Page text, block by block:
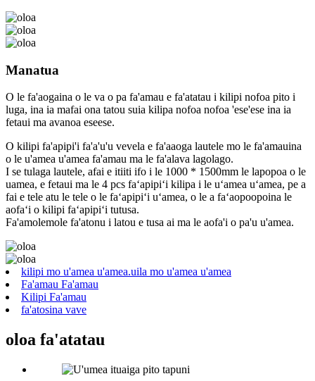
Manatua
O le fa'aogaina o le va o pa fa'amau e fa'atatau i kilipi nofoa pito i
luga, ina ia mafai ona tatou suia kilipa nofoa nofoa 'ese'ese ina ia
fetaui ma avanoa eseese.
O kilipi fa'apipi'i fa'a'u'u vevela e fa'aaoga lautele mo le fa'amauina
o le u'amea u'amea fa'amau ma le fa'alava lagolago.
I se tulaga lautele, afai e itiiti ifo i le 1000 * 1500mm le lapopoa o le
uamea, e fetaui ma le 4 pcs faʻapipiʻi kilipa i le uʻamea uʻamea, pe a
fai e tele atu le tele o le faʻapipiʻi uʻamea, o le a faʻaopoopoina le
aofaʻi o kilipi faʻapipiʻi tutusa.
Fa'amolemole fa'atonu i latou e tusa ai ma le aofa'i o pa'u u'amea.
kilipi mo u'amea u'amea.uila mo u'amea u'amea
Fa'amau Fa'amau
Kilipi Fa'amau
fa'atosina vave
oloa fa'atatau